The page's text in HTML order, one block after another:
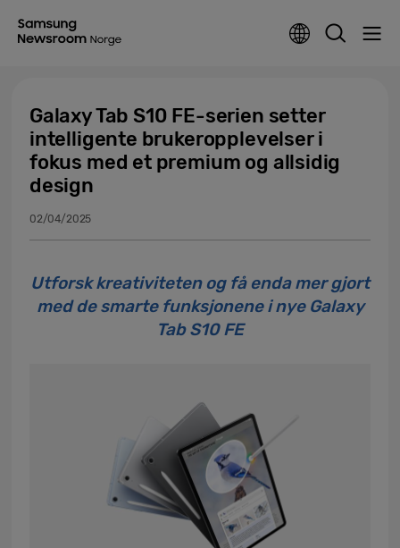
Galaxy Tab S10 FE-serien setter
intelligente brukeropplevelser i
fokus med et premium og allsidig
design
02/04/2025
Utforsk kreativiteten og få enda mer gjort
med de smarte funksjonene i nye Galaxy
Tab S10 FE